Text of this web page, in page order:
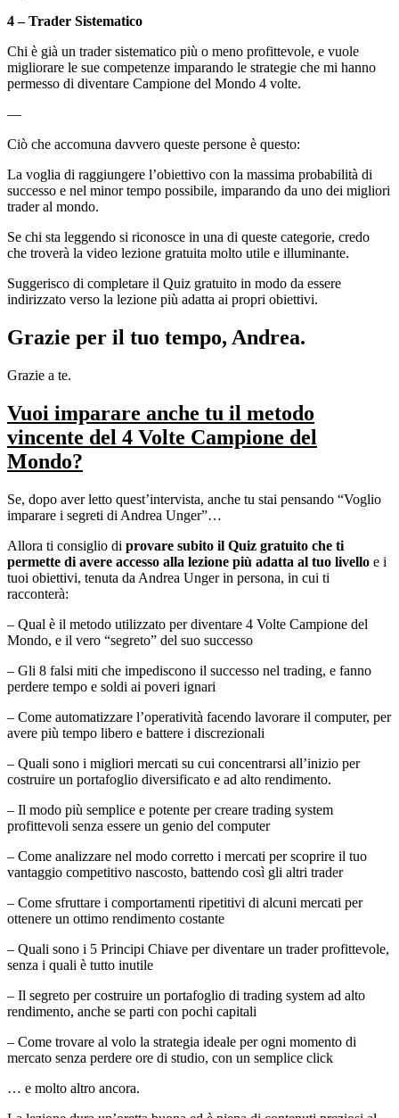
4 – Trader Sistematico
Chi è già un trader sistematico più o meno profittevole, e vuole
migliorare le sue competenze imparando le strategie che mi hanno
permesso di diventare Campione del Mondo 4 volte.
—
Ciò che accomuna davvero queste persone è questo:
La voglia di raggiungere l’obiettivo con la massima probabilità di
successo e nel minor tempo possibile, imparando da uno dei migliori
trader al mondo.
Se chi sta leggendo si riconosce in una di queste categorie, credo
che troverà la video lezione gratuita molto utile e illuminante.
Suggerisco di completare il Quiz gratuito in modo da essere
indirizzato verso la lezione più adatta ai propri obiettivi.
Grazie per il tuo tempo, Andrea.
Grazie a te.
Vuoi imparare anche tu il metodo
vincente del 4 Volte Campione del
Mondo?
Se, dopo aver letto quest’intervista, anche tu stai pensando “Voglio
imparare i segreti di Andrea Unger”…
Allora ti consiglio di provare subito il Quiz gratuito che ti
permette di avere accesso alla lezione più adatta al tuo livello e i
tuoi obiettivi, tenuta da Andrea Unger in persona, in cui ti
racconterà:
– Qual è il metodo utilizzato per diventare 4 Volte Campione del
Mondo, e il vero “segreto” del suo successo
– Gli 8 falsi miti che impediscono il successo nel trading, e fanno
perdere tempo e soldi ai poveri ignari
– Come automatizzare l’operatività facendo lavorare il computer, per
avere più tempo libero e battere i discrezionali
– Quali sono i migliori mercati su cui concentrarsi all’inizio per
costruire un portafoglio diversificato e ad alto rendimento.
– Il modo più semplice e potente per creare trading system
profittevoli senza essere un genio del computer
– Come analizzare nel modo corretto i mercati per scoprire il tuo
vantaggio competitivo nascosto, battendo così gli altri trader
– Come sfruttare i comportamenti ripetitivi di alcuni mercati per
ottenere un ottimo rendimento costante
– Quali sono i 5 Principi Chiave per diventare un trader profittevole,
senza i quali è tutto inutile
– Il segreto per costruire un portafoglio di trading system ad alto
rendimento, anche se parti con pochi capitali
– Come trovare al volo la strategia ideale per ogni momento di
mercato senza perdere ore di studio, con un semplice click
… e molto altro ancora.